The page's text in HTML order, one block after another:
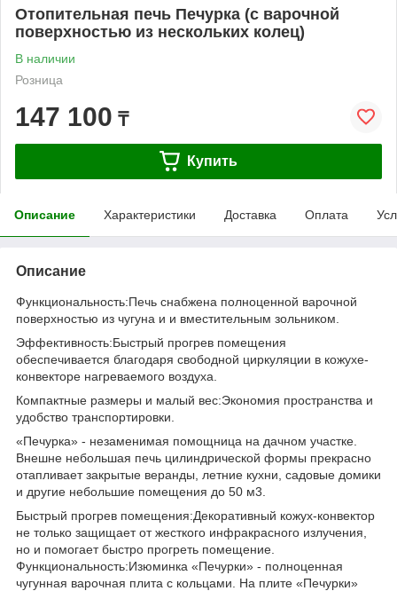
Отопительная печь Печурка (с варочной
поверхностью из нескольких колец)
В наличии
Розница
147 100 ₸
Купить
Описание Характеристики Доставка Оплата
Описание
Функциональность:Печь снабжена полноценной варочной
поверхностью из чугуна и и вместительным зольником.
Эффективность:Быстрый прогрев помещения
обеспечивается благодаря свободной циркуляции в кожухе-
конвекторе нагреваемого воздуха.
Компактные размеры и малый вес:Экономия пространства и
удобство транспортировки.
«Печурка» - незаменимая помощница на дачном участке.
Внешне небольшая печь цилиндрической формы прекрасно
отапливает закрытые веранды, летние кухни, садовые домики
и другие небольшие помещения до 50 м3.
Быстрый прогрев помещения:Декоративный кожух-конвектор
не только защищает от жесткого инфракрасного излучения,
но и помогает быстро прогреть помещение.
Функциональность:Изюминка «Печурки» - полноценная
чугунная варочная плита с кольцами. На плите «Печурки»